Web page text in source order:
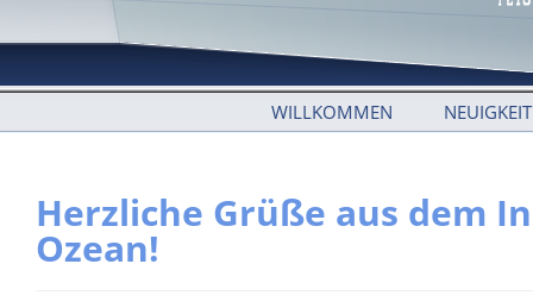
WILLKOMMEN
Herzliche Grüße aus dem
Ozean!